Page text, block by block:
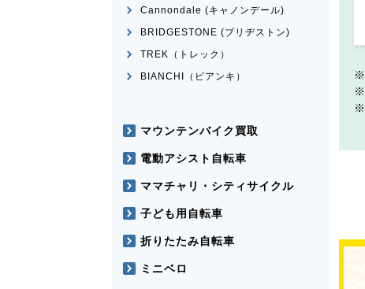
Cannondale (キャノンデール)
BRIDGESTONE (ブリヂストン)
TREK（トレック）
BIANCHI（ビアンキ）
マウンテンバイク買取
電動アシスト自転車
ママチャリ・シティサイクル
子ども用自転車
折りたたみ自転車
ミニベロ